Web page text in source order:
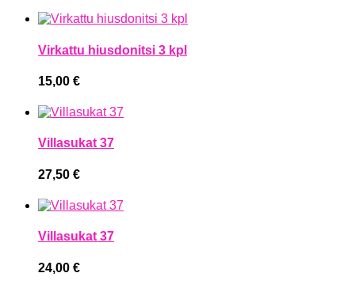
Virkattu hiusdonitsi 3 kpl
15,00 €
Villasukat 37
27,50 €
Villasukat 37
24,00 €